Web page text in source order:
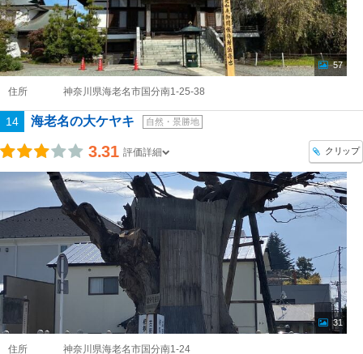
57
住所 神奈川県海老名市国分南1-25-38
14 海老名の大ケヤキ 自然・景勝地
3.31 評価詳細 クリップ
31
住所 神奈川県海老名市国分南1-24